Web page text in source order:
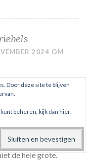
2024 OM
niet aan die grote
bedoelde ik
celebrations en
ik die uit de
de hele grote.
Door deze site te blijven
beheren, kijk dan hier: